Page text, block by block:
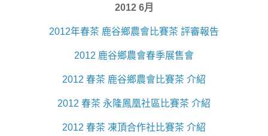
2012 6月
2012年春茶 鹿谷鄉農會比賽茶 評審報告
2012 鹿谷鄉農會春季展售會
2012 春茶 鹿谷鄉農會比賽茶 介紹
2012 春茶 永隆鳳凰社區比賽茶 介紹
2012 春茶 凍頂合作社比賽茶 介紹